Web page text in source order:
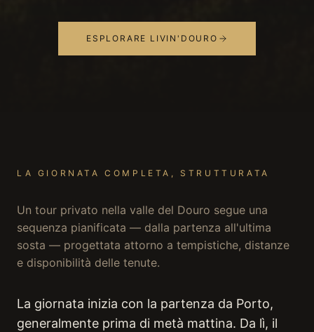
ESPLORARE LIVIN'DOURO
LA GIORNATA COMPLETA, STRUTTURATA
Un tour privato nella valle del Douro segue una
sequenza pianificata — dalla partenza all'ultima
sosta — progettata attorno a tempistiche, distanze
e disponibilità delle tenute.
La giornata inizia con la partenza da Porto,
generalmente prima di metà mattina. Da lì, il